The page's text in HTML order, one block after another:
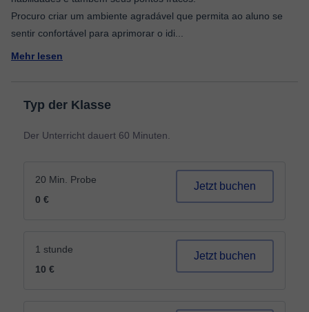
Procuro criar um ambiente agradável que permita ao aluno se
sentir confortável para aprimorar o idi
Mehr lesen
Typ der Klasse
Der Unterricht dauert 60 Minuten.
20 Min. Probe
0 €
Jetzt buchen
1 stunde
10 €
Jetzt buchen